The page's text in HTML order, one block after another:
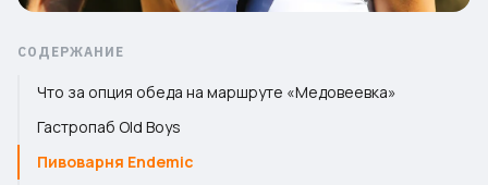
СОДЕРЖАНИЕ
Что за опция обеда на маршруте «Медовеевка»
Гастропаб Old Boys
Пивоварня Endemic